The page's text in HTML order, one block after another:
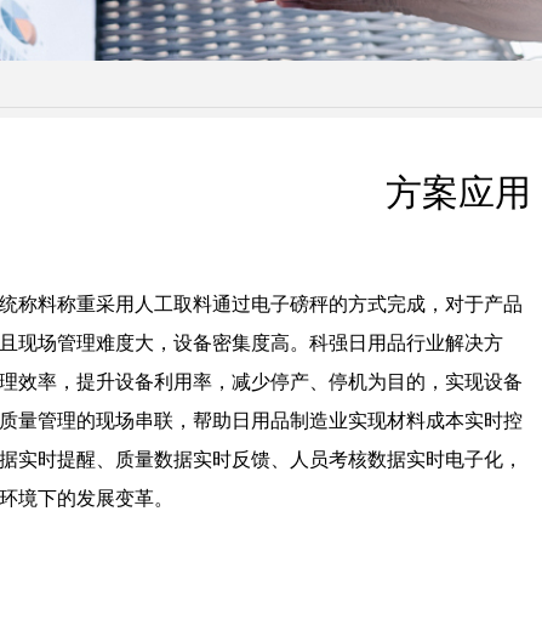
称料称重采用人工取料通过电子磅秤的方式完成，对于产品
现场管理难度大，设备密集度高。科强日用品行业解决方
效率，提升设备利用率，减少停产、停机为目的，实现设备
量管理的现场串联，帮助日用品制造业实现材料成本实时控
实时提醒、质量数据实时反馈、人员考核数据实时电子化，
境下的发展变革。
方案应用